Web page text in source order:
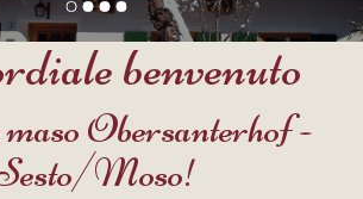
benvenuto
Obersanterhof -
Moso!